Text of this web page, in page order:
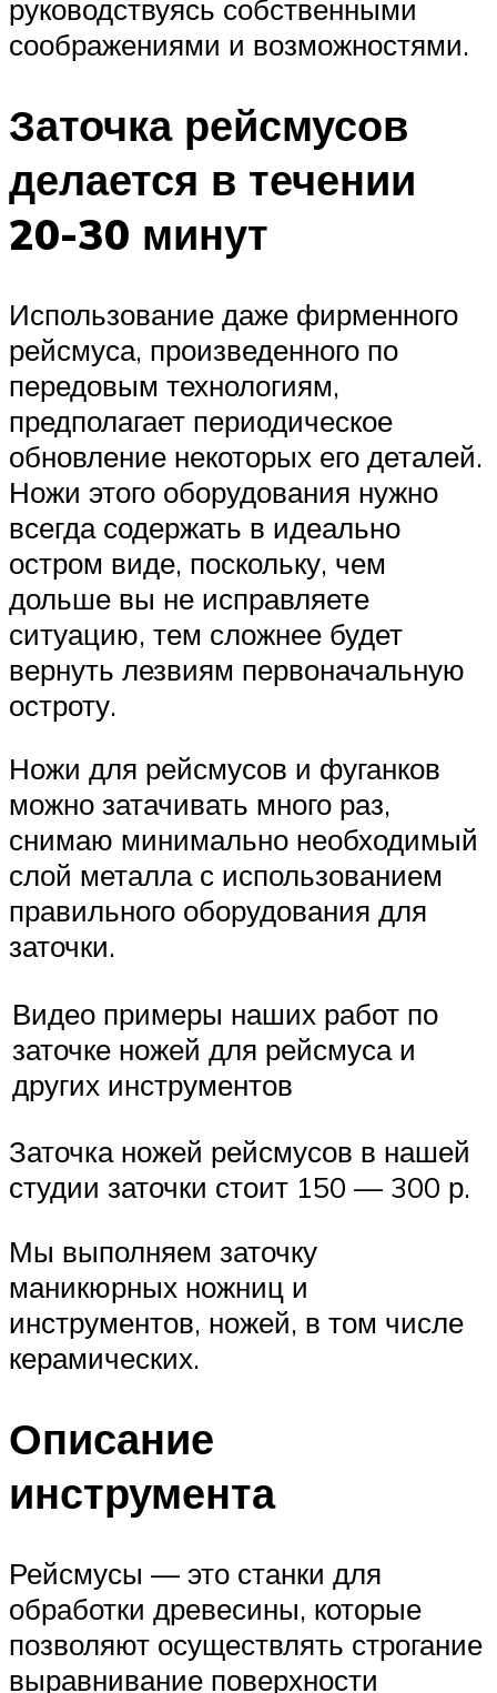
руководствуясь собственными
соображениями и возможностями.
Заточка рейсмусов
делается в течении
20-30 минут
Использование даже фирменного
рейсмуса, произведенного по
передовым технологиям,
предполагает периодическое
обновление некоторых его деталей.
Ножи этого оборудования нужно
всегда содержать в идеально
остром виде, поскольку, чем
дольше вы не исправляете
ситуацию, тем сложнее будет
вернуть лезвиям первоначальную
остроту.
Ножи для рейсмусов и фуганков
можно затачивать много раз,
снимаю минимально необходимый
слой металла с использованием
правильного оборудования для
заточки.
Видео примеры наших работ по
заточке ножей для рейсмуса и
других инструментов
Заточка ножей рейсмусов в нашей
студии заточки стоит 150 — 300 р.
Мы выполняем заточку
маникюрных ножниц и
инструментов, ножей, в том числе
керамических.
Описание
инструмента
Рейсмусы — это станки для
обработки древесины, которые
позволяют осуществлять строгание
выравнивание поверхности